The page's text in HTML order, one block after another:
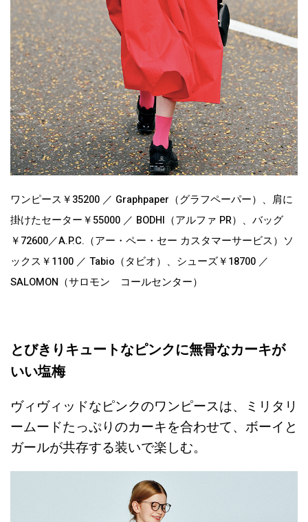
ワンピース￥35200 ／ Graphpaper（グラフペーパー）、肩に
掛けたセーター￥55000 ／ BODHI（アルファ PR）、バッグ
￥72600／A.P.C.（アー・ペー・セー カスタマーサービス）ソ
ックス￥1100 ／ Tabio（タビオ）、シューズ￥18700 ／
SALOMON（サロモン コールセンター）
とびきりキュートなピンクに無骨なカーキが
いい塩梅
ヴィヴィッドなピンクのワンピースは、ミリタリ
ームードたっぷりのカーキを合わせて、ボーイと
ガールが共存する装いで楽しむ。